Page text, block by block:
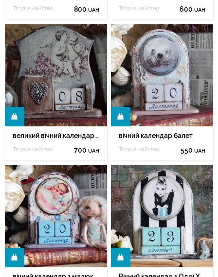
Творча майстерня Марії Зеленюк 800 UAH Творча майстерня Марії Зеленюк 600 UAH
великий вічний календар із дітками
Творча майстерня Марії Зеленюк 700 UAH
КУПИТИ
вічний календар балет
Творча майстерня Марії Зеленюк 550 UAH
КУПИТИ